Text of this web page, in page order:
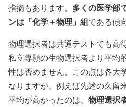
指摘もあります。 多くの医学部
ンは「化学＋物理」組である傾
物理選択者は共通テストでも高
私立専願の生物選択者より平均
性は否めません。この点は各大
なりますが、例えば先述の久留
平均が高かったのは、 物理選択